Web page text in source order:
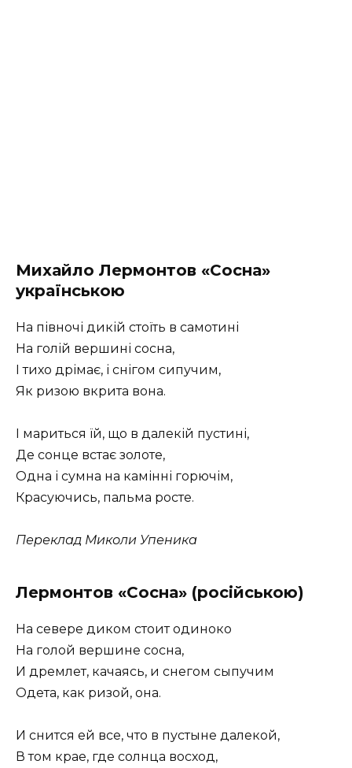
Михайло Лермонтов «Сосна»
українською
На півночі дикій стоїть в самотині
На голій вершині сосна,
І тихо дрімає, і снігом сипучим,
Як ризою вкрита вона.
І мариться їй, що в далекій пустині,
Де сонце встає золоте,
Одна і сумна на камінні горючім,
Красуючись, пальма росте.
Переклад Миколи Упеника
Лермонтов «Сосна» (російською)
На севере диком стоит одиноко
На голой вершине сосна,
И дремлет, качаясь, и снегом сыпучим
Одета, как ризой, она.
И снится ей все, что в пустыне далекой,
В том крае, где солнца восход,